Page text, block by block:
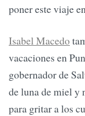
poner este viaje
Isabel Macedo
vacaciones en
gobernador de
de luna de miel y
para gritar a los